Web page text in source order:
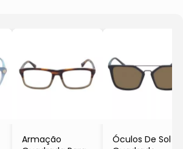
Armação
Óculos De Sol